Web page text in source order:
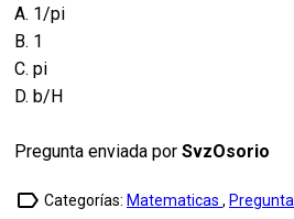
A. 1/pi
B. 1
C. pi
D. b/H
Pregunta enviada por SvzOsorio
label_outline Categorías: Matematicas ,